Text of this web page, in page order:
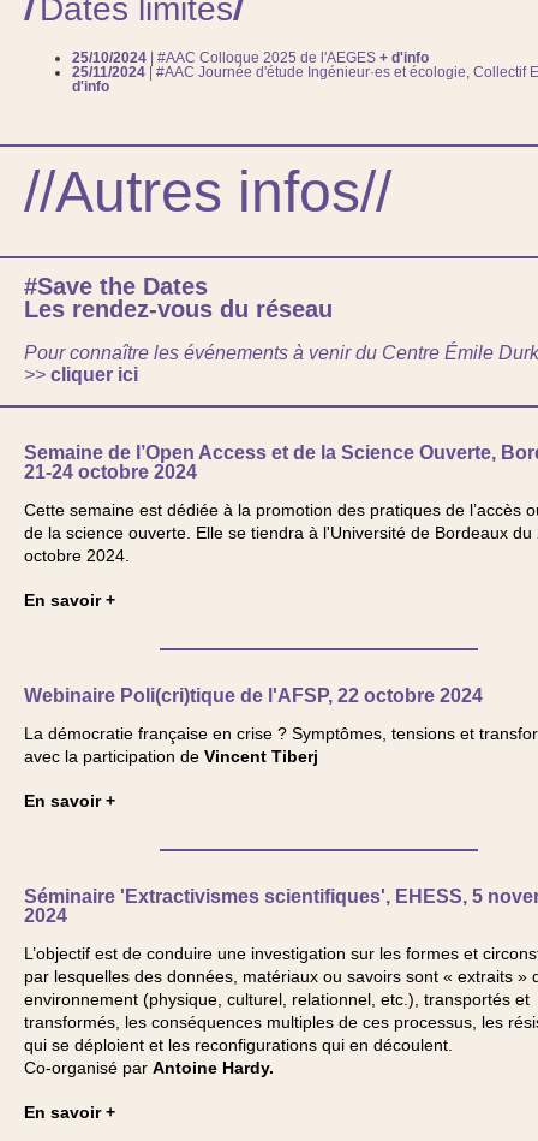
Dates limites
25/10/2024 | #AAC Colloque 2025 de l'AEGES + d'info
25/11/2024
| #AAC Journée d'étude Ingénieur·es et écologie, Collectif
d'info
//Autres infos//
#Save the Dates
Les rendez-vous du réseau
Pour connaître les événements à venir du Centre Émile
>> cliquer ici
Semaine de l’Open Access et de la Science Ouverte,
21-24 octobre 2024
Cette semaine est dédiée à la promotion des pratiques de l’accès
de la science ouverte. Elle se tiendra à l'Université de Bordeaux du
octobre 2024.
En savoir +
Webinaire Poli(cri)tique de l'AFSP, 22 octobre 2024
La démocratie française en crise ? Symptômes, tensions et
avec la participation de Vincent Tiberj
En savoir +
Séminaire 'Extractivismes scientifiques', EHESS, 5
2024
L’objectif est de conduire une investigation sur les formes et
par lesquelles des données, matériaux ou savoirs sont « extraits »
environnement (physique, culturel, relationnel, etc.), transportés et
transformés, les conséquences multiples de ces processus, les
qui se déploient et les reconfigurations qui en découlent.
Co-organisé par Antoine Hardy.
En savoir +